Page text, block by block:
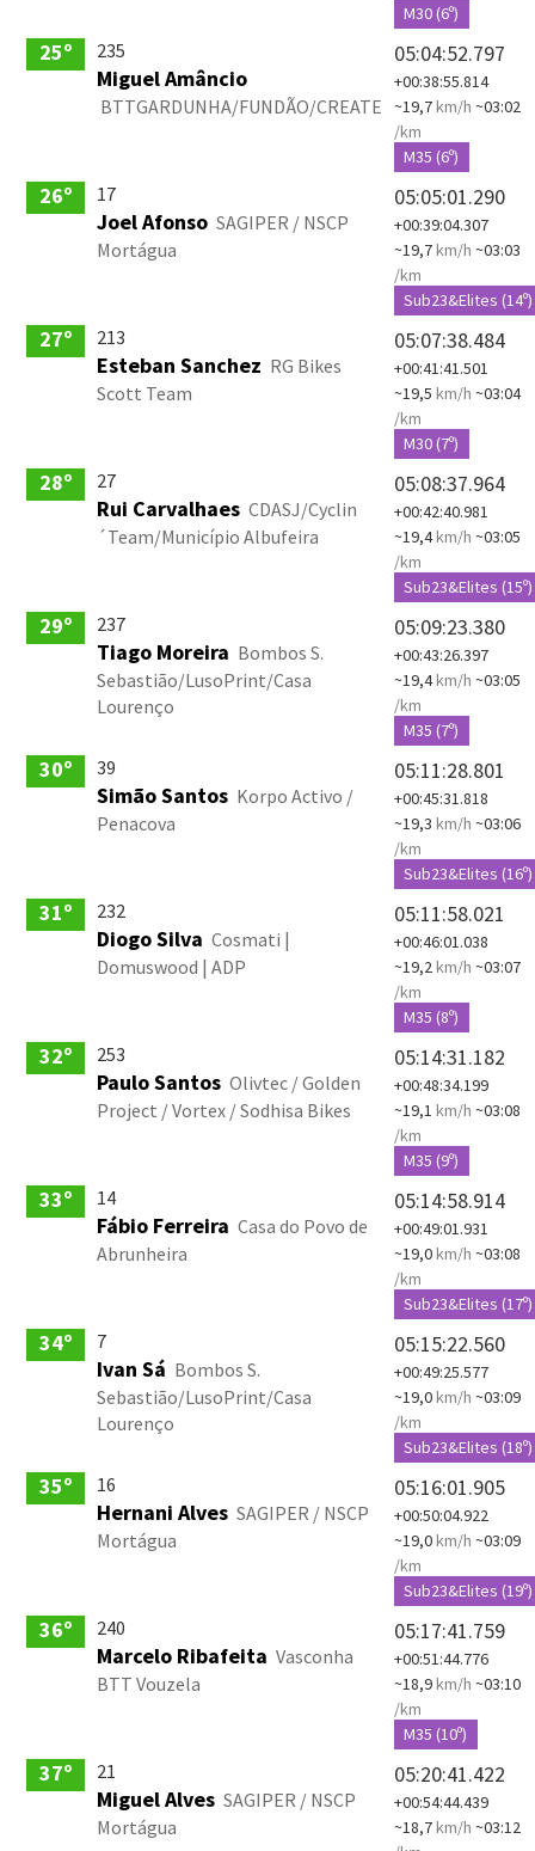
M30 (6º)
25º 235
Miguel Amâncio
BTTGARDUNHA/FUNDÃO/CREATE
05:04:52.797
+00:38:55.814
~19,7km/h ~03:02
/km
M35 (6º)
26º 17
Joel Afonso SAGIPER / NSCP
Mortágua
05:05:01.290
+00:39:04.307
~19,7km/h ~03:03
/km
Sub23&Elites (14º)
27º 213
Esteban Sanchez RG Bikes
Scott Team
05:07:38.484
+00:41:41.501
~19,5 km/h ~03:04
/km
M30 (7º)
28º 27
Rui Carvalhaes CDASJ/Cyclin
´Team/Município Albufeira
05:08:37.964
+00:42:40.981
~19,4km/h ~03:05
/km
Sub23&Elites (15º)
29º 237
Tiago Moreira Bombos S.
Sebastião/LusoPrint/Casa
Lourenço
05:09:23.380
+00:43:26.397
~19,4km/h ~03:05
/km
M35 (7º)
30º 39
Simão Santos Korpo Activo /
Penacova
05:11:28.801
+00:45:31.818
~19,3 km/h ~03:06
/km
Sub23&Elites (16º)
31º 232
Diogo Silva Cosmati |
Domuswood | ADP
05:11:58.021
+00:46:01.038
~19,2km/h ~03:07
/km
M35 (8º)
32º 253
Paulo Santos Olivtec / Golden
Project / Vortex / Sodhisa Bikes
05:14:31.182
+00:48:34.199
~19,1 km/h ~03:08
/km
M35 (9º)
33º 14
Fábio Ferreira Casa do Povo de
Abrunheira
05:14:58.914
+00:49:01.931
~19,0km/h ~03:08
/km
Sub23&Elites (17º)
34º 7
Ivan Sá Bombos S.
Sebastião/LusoPrint/Casa
Lourenço
05:15:22.560
+00:49:25.577
~19,0km/h ~03:09
/km
Sub23&Elites (18º)
35º 16
Hernani Alves SAGIPER / NSCP
Mortágua
05:16:01.905
+00:50:04.922
~19,0km/h ~03:09
/km
Sub23&Elites (19º)
36º 240
Marcelo Ribafeita Vasconha
BTT Vouzela
05:17:41.759
+00:51:44.776
~18,9km/h ~03:10
/km
M35 (10º)
37º 21
Miguel Alves SAGIPER / NSCP
Mortágua
05:20:41.422
+00:54:44.439
~18,7km/h ~03:12